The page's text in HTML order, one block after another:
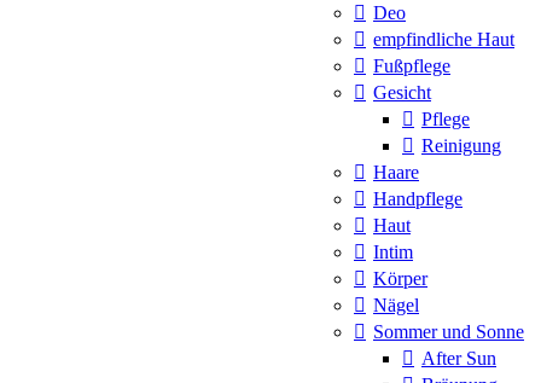
Deo
empfindliche Haut
Fußpflege
Gesicht
Pflege
Reinigung
Haare
Handpflege
Haut
Intim
Körper
Nägel
Sommer und Sonne
After Sun